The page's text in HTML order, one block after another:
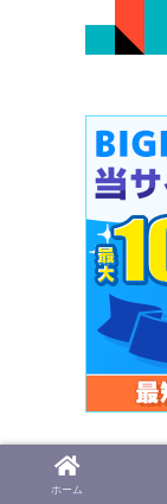
ホーム